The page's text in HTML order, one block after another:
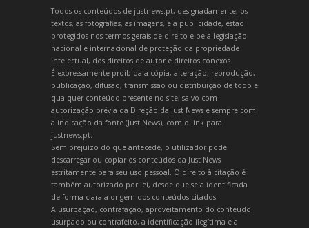
Todos os conteúdos de justnews.pt, designadamente, os
textos, as fotografias, as imagens, e a publicidade, estão
protegidos nos termos gerais de direito e pela legislação
nacional e internacional de proteção da propriedade
intelectual, dos direitos de autor e direitos conexos.
É expressamente proibida a cópia, alteração, reprodução,
publicação, difusão, transmissão ou distribuição de todo e
qualquer conteúdo presente no site, salvo com
autorização prévia da Direção da Just News e sempre com
a indicação da fonte (Just News), com o link para
justnews.pt.
Sem prejuízo do que antecede, o utilizador pode
descarregar ou copiar os conteúdos da Just News
estritamente para seu uso pessoal. O direito à citação é
também autorizado por lei, desde que seja identificada
de forma clara a origem dos conteúdos citados.
A usurpação, contrafação, aproveitamento do conteúdo
usurpado ou contrafeito, a identificação ilegítima e a